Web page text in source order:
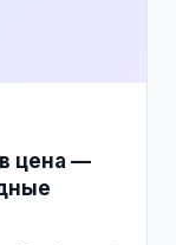
цена —